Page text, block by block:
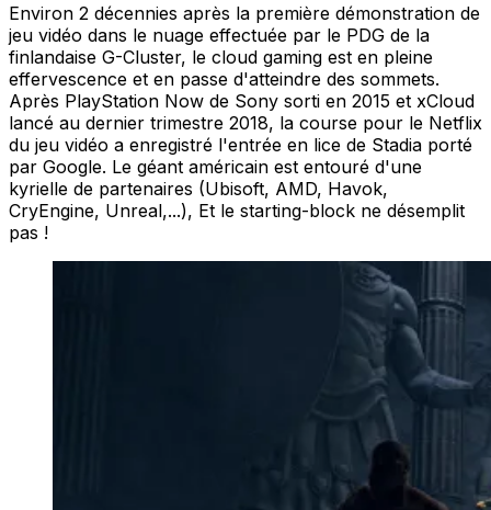
Environ 2 décennies après la première démonstration de
jeu vidéo dans le nuage effectuée par le PDG de la
finlandaise G-Cluster, le cloud gaming est en pleine
effervescence et en passe d'atteindre des sommets.
Après PlayStation Now de Sony sorti en 2015 et xCloud
lancé au dernier trimestre 2018, la course pour le Netflix
du jeu vidéo a enregistré l'entrée en lice de Stadia porté
par Google. Le géant américain est entouré d'une
kyrielle de partenaires (Ubisoft, AMD, Havok,
CryEngine, Unreal,...), Et le starting-block ne désemplit
pas !